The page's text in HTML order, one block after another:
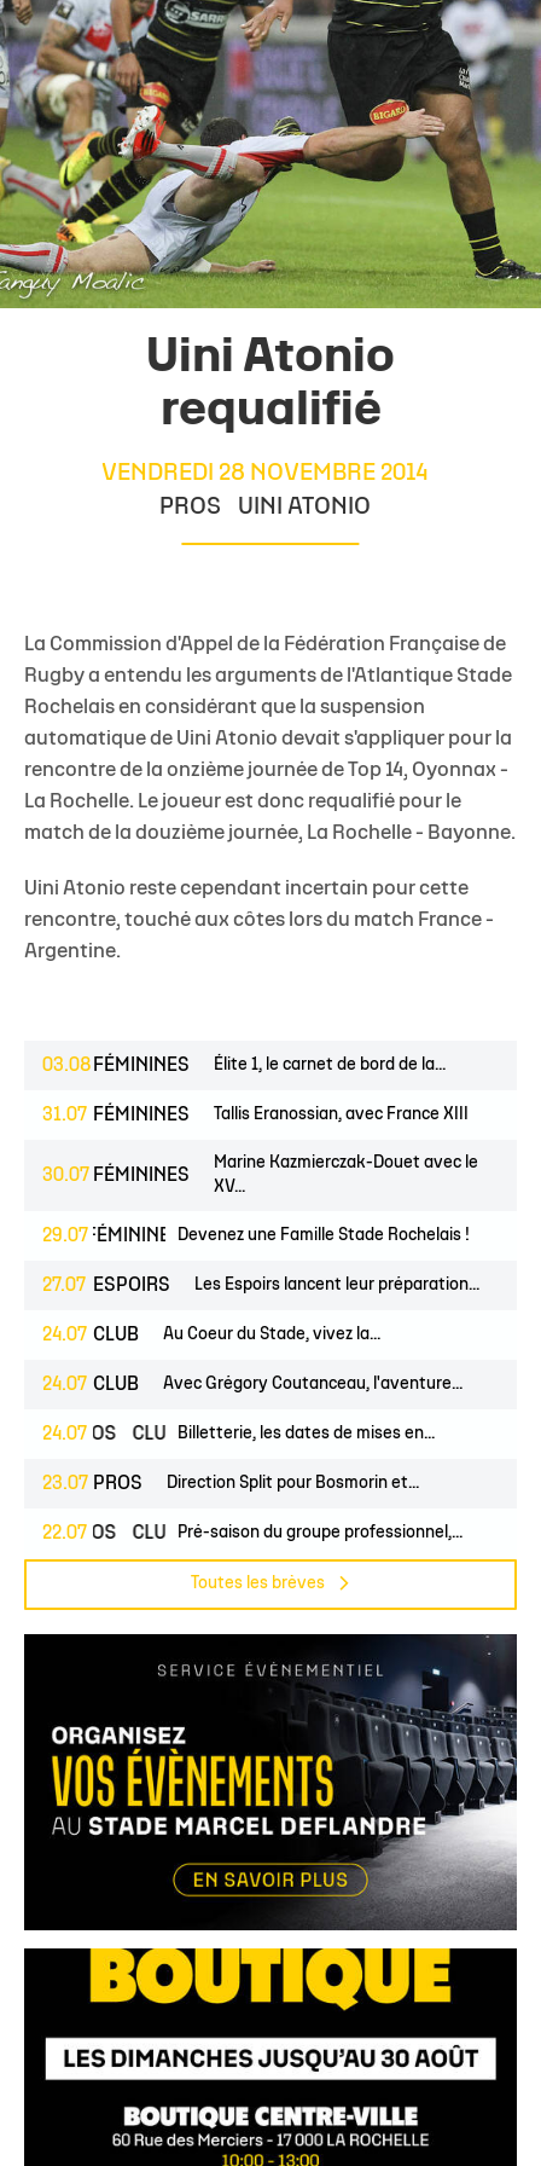
Uini Atonio
requalifié
VENDREDI 28 NOVEMBRE 2014
PROS
UINI ATONIO
La Commission d'Appel de la Fédération Française de
Rugby a entendu les arguments de l'Atlantique Stade
Rochelais en considérant que la suspension
automatique de Uini Atonio devait s'appliquer pour la
rencontre de la onzième journée de Top 14, Oyonnax -
La Rochelle. Le joueur est donc requalifié pour le
match de la douzième journée, La Rochelle - Bayonne.
Uini Atonio reste cependant incertain pour cette
rencontre, touché aux côtes lors du match France -
Argentine.
03.08 FÉMININES Élite 1, le carnet de bord de la...
31.07 FÉMININES Tallis Eranossian, avec France XIII
30.07 FÉMININES
Marine Kazmierczak-Douet avec le
XV...
29.07
FÉMININES CLUB
Devenez une Famille Stade Rochelais !
27.07 ESPOIRS Les Espoirs lancent leur préparation...
24.07 CLUB Au Coeur du Stade, vivez la...
24.07 CLUB Avec Grégory Coutanceau, l'aventure...
24.07
PROS CLUB Billetterie, les dates de mises en...
23.07 PROS Direction Split pour Bosmorin et...
22.07
PROS CLUB Pré-saison du groupe professionnel,...
Toutes les brèves